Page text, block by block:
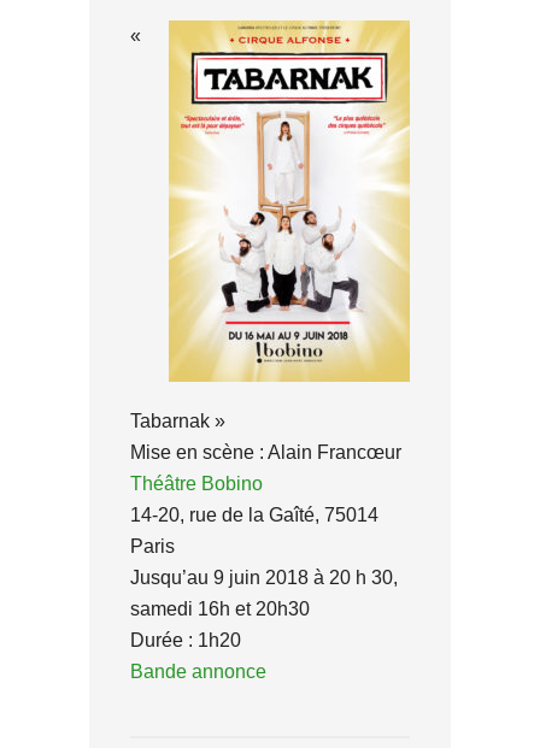
«
Tabarnak »
Mise en scène : Alain Francœur
Théâtre Bobino
14-20, rue de la Gaîté, 75014
Paris
Jusqu’au 9 juin 2018 à 20 h 30,
samedi 16h et 20h30
Durée : 1h20
Bande annonce